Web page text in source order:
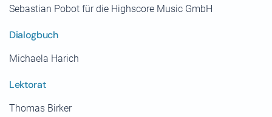
Sebastian Pobot für die Highscore Music GmbH
Dialogbuch
Michaela Harich
Lektorat
Thomas Birker